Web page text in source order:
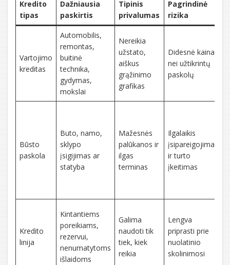
Kredito
tipas
Dažniausia
paskirtis
Tipinis
privalumas
Pagrindinė
rizika
Vartojimo
kreditas
Automobilis,
remontas,
buitinė
technika,
gydymas,
mokslai
Nereikia
užstato,
aiškus
grąžinimo
grafikas
Didesnė kaina
nei užtikrintų
paskolų
Būsto
paskola
Buto, namo,
sklypo
įsigijimas ar
statyba
Mažesnės
palūkanos ir
ilgas
terminas
Ilgalaikis
įsipareigojimas
ir turto
įkeitimas
Kredito
linija
Kintantiems
poreikiams,
rezervui,
nenumatytoms
išlaidoms
Galima
naudoti tik
tiek, kiek
reikia
Lengva
priprasti prie
nuolatinio
skolinimosi